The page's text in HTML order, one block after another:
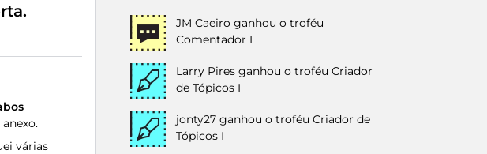
várias
JM Caeiro ganhou o troféu
Comentador I
Larry Pires ganhou o troféu Criador
de Tópicos I
jonty27 ganhou o troféu Criador de
Tópicos I